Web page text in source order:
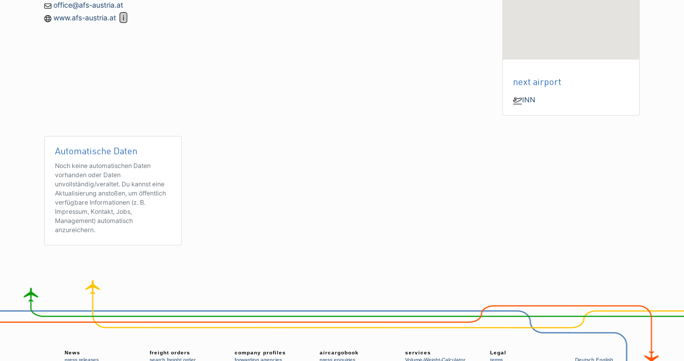
office@afs-austria.at
www.afs-austria.at
next airport
INN
Automatische Daten
Noch keine automatischen Daten
vorhanden oder Daten
unvollständig/veraltet. Du kannst eine
Aktualisierung anstoßen, um öffentlich
verfügbare Informationen (z. B.
Impressum, Kontakt, Jobs,
Management) automatisch
anzureichern.
News
press releases
freight orders
search freight order
company profiles
forwarding agencies
aircargobook
press enquiries
services
Volume-Weight-Calculator
Legal
terms
Deutsch English